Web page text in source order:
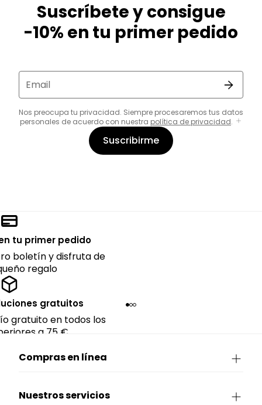
Suscríbete y consigue
-10% en tu primer pedido
Email
Nos preocupa tu privacidad. Siempre procesaremos tus datos
personales de acuerdo con nuestra política de privacidad.
Suscribirme
tu primer pedido
boletín y disfruta de
regalo
gratuitos
gratuito en todos los
a 75 €.
Compras en línea
Nuestros servicios